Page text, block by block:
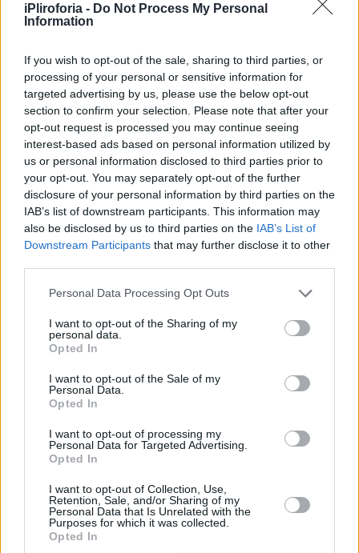
iPliroforia - Do Not Process My Personal
Information
If you wish to opt-out of the sale, sharing to third parties, or
processing of your personal or sensitive information for
targeted advertising by us, please use the below opt-out
section to confirm your selection. Please note that after your
opt-out request is processed you may continue seeing
interest-based ads based on personal information utilized by
us or personal information disclosed to third parties prior to
your opt-out. You may separately opt-out of the further
disclosure of your personal information by third parties on the
IAB’s list of downstream participants. This information may
also be disclosed by us to third parties on the IAB’s List of
Downstream Participants that may further disclose it to other
Personal Data Processing Opt Outs
I want to opt-out of the Sharing of my
personal data.
Opted In
I want to opt-out of the Sale of my
Personal Data.
Opted In
I want to opt-out of processing my
Personal Data for Targeted Advertising.
Opted In
I want to opt-out of Collection, Use,
Retention, Sale, and/or Sharing of my
Personal Data that Is Unrelated with the
Purposes for which it was collected.
Opted In
3. Δύσπνοια
Μην σπεύδετε να αποδίδετε στην κακή
φυσική σας κατάσταση την δύσπνοια (εύκολο